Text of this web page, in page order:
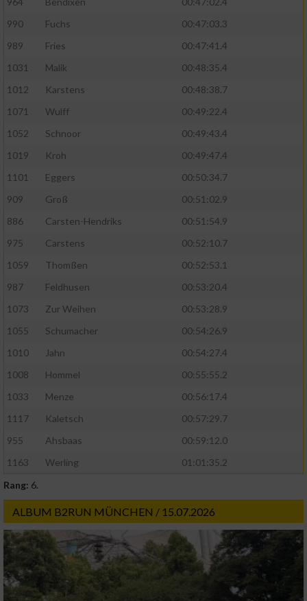
990
Fuchs
00:47:03.3
989
Fries
00:47:41.4
1031
Malik
00:48:35.4
1012
Karstens
00:48:38.7
1071
Wulff
00:49:22.4
1052
Schnoor
00:49:43.4
1019
Kroh
00:49:47.4
1101
Eggers
00:50:34.7
909
Groß
00:51:02.9
886
Carsten-Hendriks
00:51:54.9
975
Carstens
00:52:10.7
1059
Thomßen
00:52:53.1
987
Feldhusen
00:53:20.4
1073
Zur Weihen
00:53:28.9
1055
Schumacher
00:54:26.9
1010
Jahn
00:54:27.4
1008
Hommel
00:55:55.2
1033
Menze
00:56:17.4
1117
Kaletsch
00:57:29.7
955
Ahsbaas
00:59:12.0
1163
Werling
01:01:35.2
Rang: 6.
ALBUM B2RUN MÜNCHEN / 15.07.2026
Erstellung von Profilen zur Personalisierung
Verwendung von Profilen zur Auswahl
Messung der Werbeleistung
Messung der Performance von Inhalten
Analyse von Zielgruppen durch Statistiken
oder Kombinationen von Daten aus
verschiedenen Quellen
Entwicklung und Verbesserung der Angebote
von Inhalten
Geräte anhand von aktiv angeforderten
Informationen identifizieren
Nicht-IAB-Verarbeitungszwecke:
Notwendig
Performance
Funktional
Werbung